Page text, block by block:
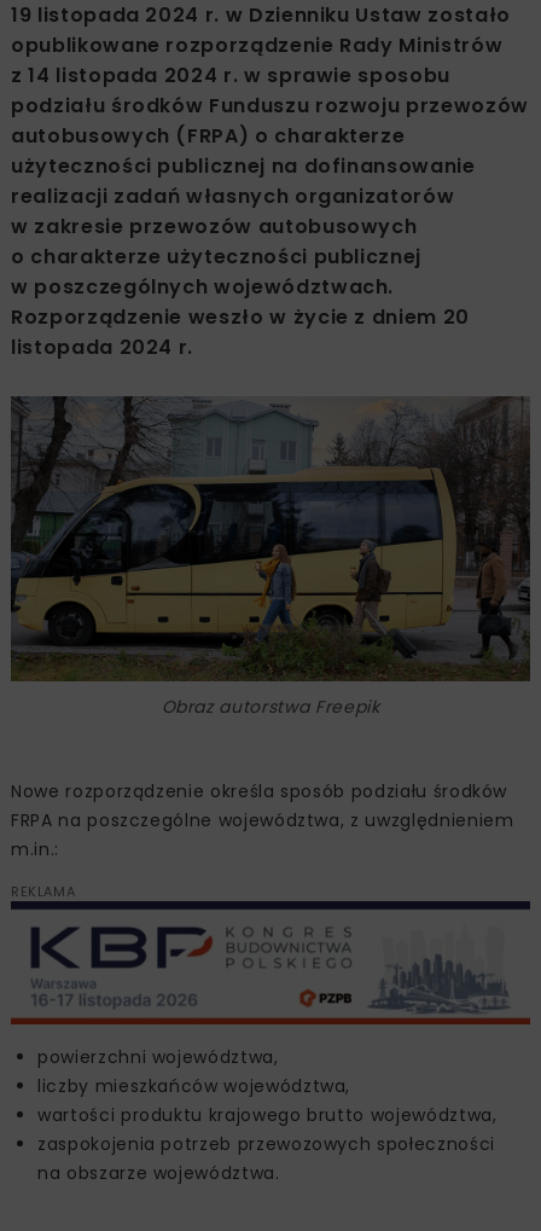
19 listopada 2024 r. w Dzienniku Ustaw zostało
opublikowane rozporządzenie Rady Ministrów
z 14 listopada 2024 r. w sprawie sposobu
podziału środków Funduszu rozwoju przewozów
autobusowych (FRPA) o charakterze
użyteczności publicznej na dofinansowanie
realizacji zadań własnych organizatorów
w zakresie przewozów autobusowych
o charakterze użyteczności publicznej
w poszczególnych województwach.
Rozporządzenie weszło w życie z dniem 20
listopada 2024 r.
Obraz autorstwa Freepik
Nowe rozporządzenie określa sposób podziału środków
FRPA na poszczególne województwa, z uwzględnieniem
m.in.:
REKLAMA
powierzchni województwa,
liczby mieszkańców województwa,
wartości produktu krajowego brutto województwa,
zaspokojenia potrzeb przewozowych społeczności
na obszarze województwa.